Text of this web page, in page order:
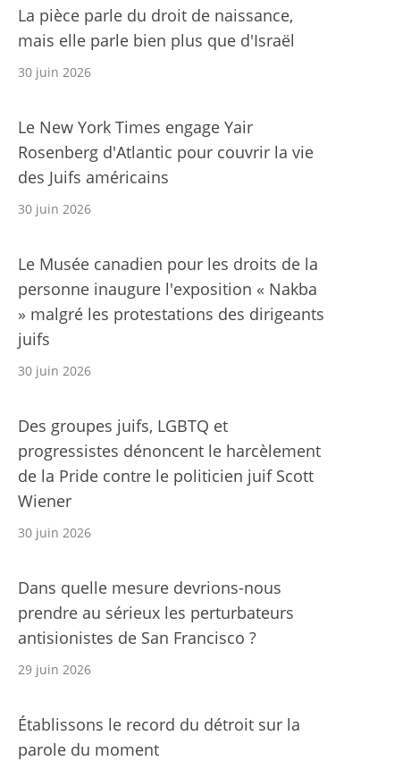
La pièce parle du droit de naissance,
mais elle parle bien plus que d'Israël
30 juin 2026
Le New York Times engage Yair
Rosenberg d'Atlantic pour couvrir la vie
des Juifs américains
30 juin 2026
Le Musée canadien pour les droits de la
personne inaugure l'exposition « Nakba
» malgré les protestations des dirigeants
juifs
30 juin 2026
Des groupes juifs, LGBTQ et
progressistes dénoncent le harcèlement
de la Pride contre le politicien juif Scott
Wiener
30 juin 2026
Dans quelle mesure devrions-nous
prendre au sérieux les perturbateurs
antisionistes de San Francisco ?
29 juin 2026
Établissons le record du détroit sur la
parole du moment